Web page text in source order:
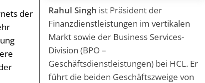
Rahul Singh ist Präsident der
Finanzdienstleistungen im vertikalen
Markt sowie der Business Services-
Division (BPO –
Geschäftsdienstleistungen) bei HCL. Er
führt die beiden Geschäftszweige von
der